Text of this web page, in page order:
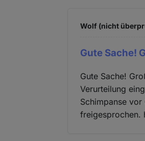
Wolf (nicht
Gute Sache!
Gute Sache!
Verurteilung
Schimpanse
freigesprochen.